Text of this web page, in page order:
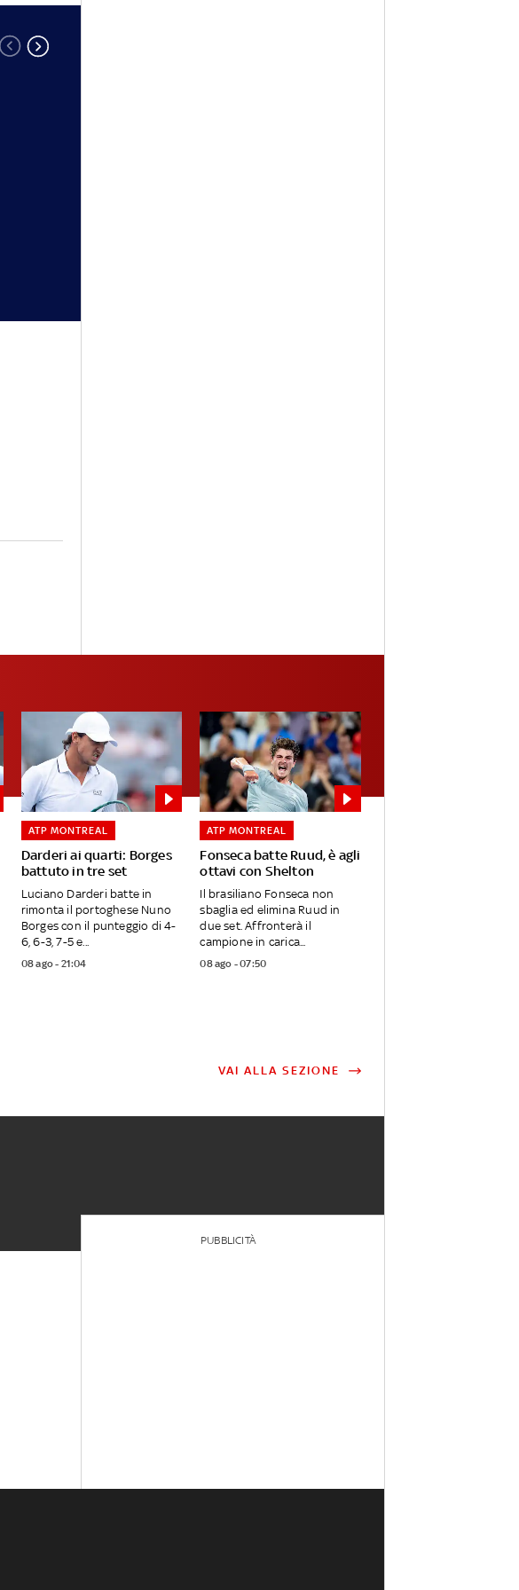
Darderi ai quarti: Borges
battuto in tre set
ATP MONTREAL
Luciano Darderi batte in
rimonta il portoghese Nuno
Borges con il punteggio di 4-
6, 6-3, 7-5 e...
08 ago - 21:04
Fonseca batte Ruud, è agli
ottavi con Shelton
ATP MONTREAL
Il brasiliano Fonseca non
sbaglia ed elimina Ruud in
due set. Affronterà il
campione in carica...
08 ago - 07:50
VAI ALLA SEZIONE
PUBBLICITÀ